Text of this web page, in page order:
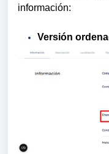
información:
Versión